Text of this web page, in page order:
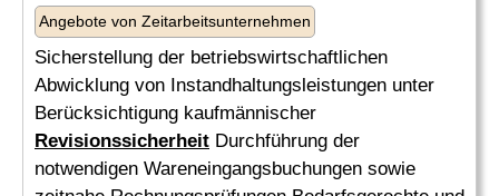
Angebote von Zeitarbeitsunternehmen
Sicherstellung der betriebswirtschaftlichen
Abwicklung von Instandhaltungsleistungen unter
Berücksichtigung kaufmännischer
Revisionssicherheit Durchführung der
notwendigen Wareneingangsbuchungen sowie